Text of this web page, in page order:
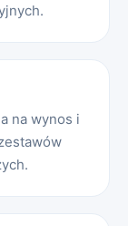
na wynos i